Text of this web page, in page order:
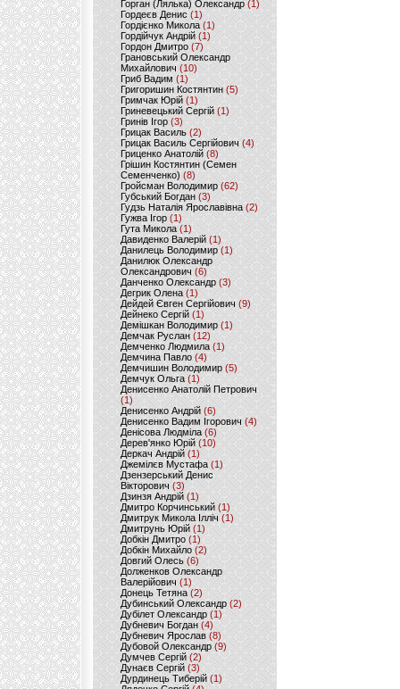
Горган (Лялька) Олександр(1)
Гордеєв Денис (1)
Гордієнко Микола (1)
Гордійчук Андрій (1)
Гордон Дмитро (7)
Грановський Олександр
Михайлович (10)
Гриб Вадим (1)
Григоришин Костянтин (5)
Гримчак Юрій(1)
Гриневецький Сергій(1)
Гринів Ігор (3)
Грицак Василь (2)
Грицак Василь Сергійович (4)
Гриценко Анатолій (8)
Грішин Костянтин (Семен
Семенченко)(8)
Гройсман Володимир(62)
Губський Богдан (3)
Гудзь Наталія Ярославівна(2)
Гужва Ігор (1)
Гута Микола (1)
Давиденко Валерій (1)
Данилець Володимир(1)
Данилюк Олександр
Олександрович (6)
Данченко Олександр (3)
Дегрик Олена(1)
Дейдей Євген Сергійович(9)
Дейнеко Сергій (1)
Демішкан Володимир(1)
Демчак Руслан (12)
Демченко Людмила (1)
Демчина Павло (4)
Демчишин Володимир (5)
Демчук Ольга(1)
Денисенко Анатолій Петрович
(1)
Денисенко Андрій (6)
Денисенко Вадим Ігорович (4)
Денісова Людміла(6)
Дерев'янко Юрій(10)
Деркач Андрій(1)
Джемілєв Мустафа (1)
Дзензерський Денис
Вікторович (3)
Дзинзя Андрій (1)
Дмитро Корчинський (1)
Дмитрук Микола Ілліч (1)
Дмитрунь Юрій (1)
Добкін Дмитро(1)
Добкін Михайло (2)
Довгий Олесь (6)
Долженков Олександр
Валерійович (1)
Донець Тетяна (2)
Дубинський Олександр(2)
Дубілет Олександр (1)
Дубневич Богдан (4)
Дубневич Ярослав (8)
Дубовой Олександр(9)
Думчев Сергій (2)
Дунаєв Сергій(3)
Дурдинець Тиберій (1)